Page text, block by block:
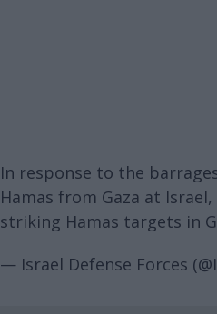
In response to the
Hamas from Gaza at
striking Hamas targets in
— Israel Defense Forces